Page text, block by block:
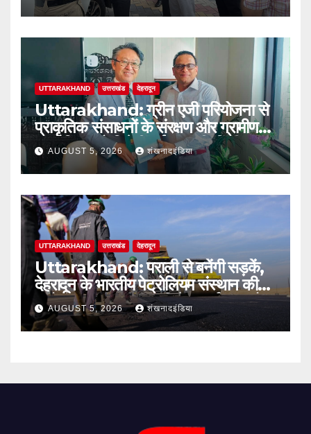
UTTARAKHAND उत्तराखंड देहरादून
Uttarakhand: ग्रीन एजी परियोजना से
प्राकृतिक संसाधनों के संरक्षण और ग्रामीण
आजीविका को मिलेगी नई मजबूती: दिलीप
जावलकर
AUGUST 5, 2026 शंखनादइंडिया
UTTARAKHAND उत्तराखंड देहरादून
Uttarakhand: पराली से बनेंगी सड़कें,
देहरादून के भारतीय पेट्रोलियम संस्थान की
बायो-बाइंडर तकनीक से मिलेगा पर्यावरण को
बड़ा लाभ
AUGUST 5, 2026 शंखनादइंडिया